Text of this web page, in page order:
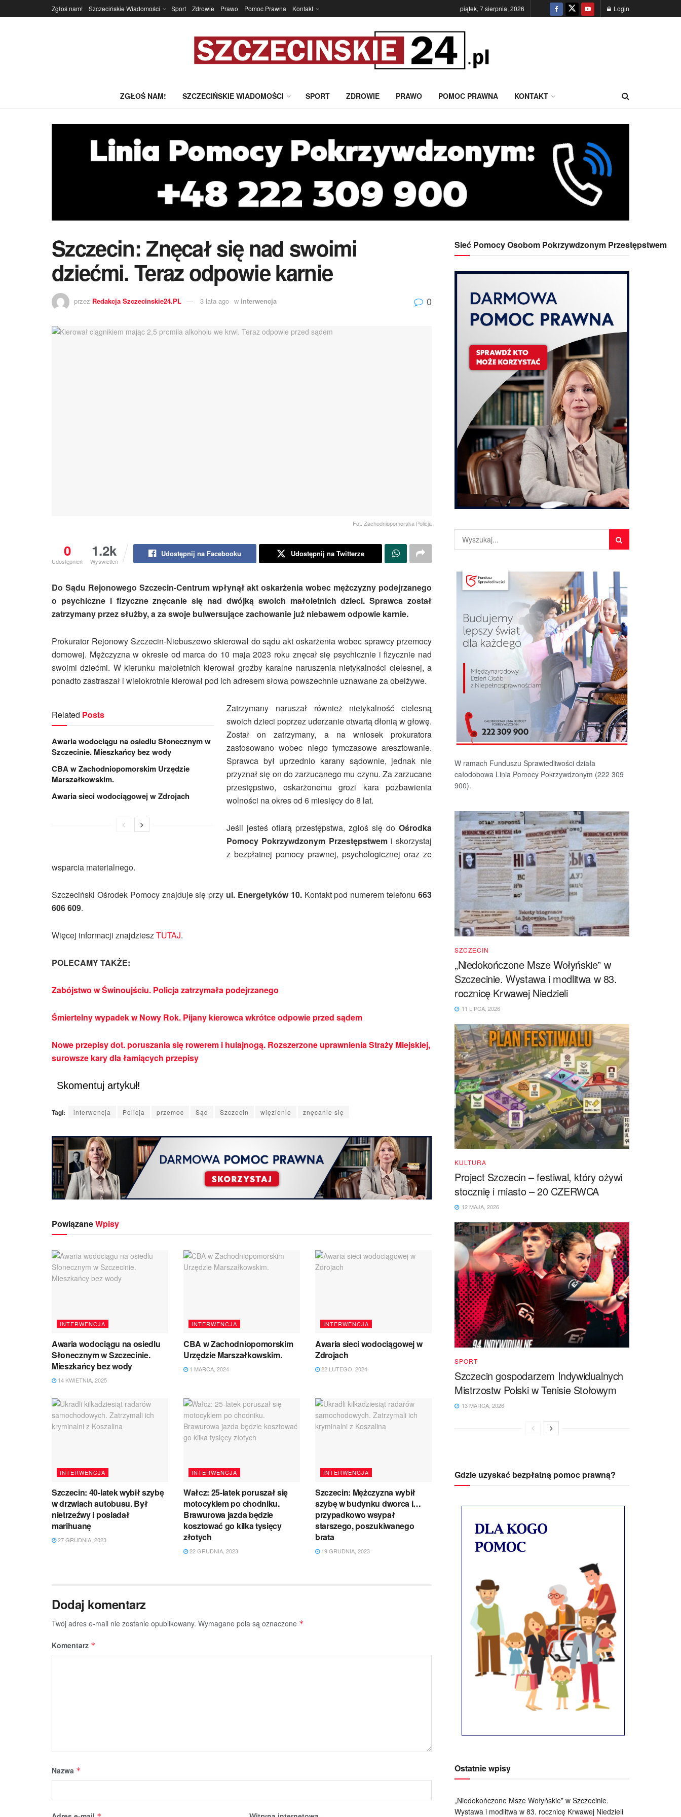
Zgłoś nam! Szczecińskie Wiadomości Sport Zdrowie Prawo Pomoc Prawna Kontakt piątek, 7 sierpnia, 2026 Login
ZGŁOŚ NAM! SZCZECIŃSKIE WIADOMOŚCI SPORT ZDROWIE PRAWO POMOC PRAWNA KONTAKT
Szczecin: Znęcał się nad swoimi
dziećmi. Teraz odpowie karnie
przez Redakcja Szczecinskie24.PL 3 lata ago w interwencja 0
Fot. Zachodniopomorska Policja
0
Udostępnień
1.2k
Wyświetleń
Udostępnij na Facebooku Udostępnij na Twitterze
Do Sądu Rejonowego Szczecin-Centrum wpłynął akt oskarżenia wobec mężczyzny podejrzanego
o psychiczne i fizyczne znęcanie się nad dwójką swoich małoletnich dzieci. Sprawca został
zatrzymany przez służby, a za swoje bulwersujące zachowanie już niebawem odpowie karnie.
Prokurator Rejonowy Szczecin-Niebuszewo skierował do sądu akt oskarżenia wobec sprawcy przemocy
domowej. Mężczyzna w okresie od marca do 10 maja 2023 roku znęcał się psychicznie i fizycznie nad
swoimi dziećmi. W kierunku małoletnich kierował groźby karalne naruszenia nietykalności cielesnej, a
ponadto zastraszał i wielokrotnie kierował pod ich adresem słowa powszechnie uznawane za obelżywe.
Related Posts
Awaria wodociągu na osiedlu Słonecznym w
Szczecinie. Mieszkańcy bez wody
CBA w Zachodniopomorskim Urzędzie
Marszałkowskim.
Awaria sieci wodociągowej w Zdrojach
Zatrzymany naruszał również nietykalność cielesną
swoich dzieci poprzez uderzanie otwartą dłonią w głowę.
Został on zatrzymany, a na wniosek prokuratora
zastosowano wobec niego tymczasowe aresztowanie.
Sprawca był uprzednio karany sądownie, jednak nie
przyznał się on do zarzucanego mu czynu. Za zarzucane
przestępstwo, oskarżonemu grozi kara pozbawienia
wolności na okres od 6 miesięcy do 8 lat.
Jeśli jesteś ofiarą przestępstwa, zgłoś się do Ośrodka
Pomocy Pokrzywdzonym Przestępstwemi skorzystaj
z bezpłatnej pomocy prawnej, psychologicznej oraz ze
wsparcia materialnego.
Szczeciński Ośrodek Pomocy znajduje się przy ul. Energetyków 10.Kontakt pod numerem telefonu663
606 609.
Więcej informacji znajdzieszTUTAJ.
POLECAMY TAKŻE:
Zabójstwo w Świnoujściu. Policja zatrzymała podejrzanego
Śmiertelny wypadek w Nowy Rok. Pijany kierowca wkrótce odpowie przed sądem
Nowe przepisy dot. poruszania się rowerem i hulajnogą. Rozszerzone uprawnienia Straży Miejskiej,
surowsze kary dla łamiących przepisy
Skomentuj artykuł!
Tagi: interwencja Policja przemoc Sąd Szczecin więzienie znęcanie się
PowiązaneWpisy
INTERWENCJA
Awaria wodociągu na osiedlu
Słonecznym w Szczecinie.
Mieszkańcy bez wody
14 KWIETNIA, 2025
INTERWENCJA
CBA w Zachodniopomorskim
Urzędzie Marszałkowskim.
1 MARCA, 2024
INTERWENCJA
Awaria sieci wodociągowej w
Zdrojach
22 LUTEGO, 2024
INTERWENCJA
Szczecin: 40-latek wybił szybę
w drzwiach autobusu. Był
nietrzeźwy i posiadał
marihuanę
27 GRUDNIA, 2023
INTERWENCJA
Wałcz: 25-latek poruszał się
motocyklem po chodniku.
Brawurowa jazda będzie
kosztować go kilka tysięcy
złotych
22 GRUDNIA, 2023
INTERWENCJA
Szczecin: Mężczyzna wybił
szybę w budynku dworca i…
przypadkowo wsypał
starszego, poszukiwanego
brata
19 GRUDNIA, 2023
Dodaj komentarz
Twój adres e-mail nie zostanie opublikowany. Wymagane pola są oznaczone *
Komentarz *
Nazwa *
Sieć Pomocy Osobom Pokrzywdzonym Przestępstwem
W ramach Funduszu Sprawiedliwości działa
całodobowa Linia Pomocy Pokrzywdzonym (222 309
900).
SZCZECIN
„Niedokończone Msze Wołyńskie” w
Szczecinie. Wystawa i modlitwa w 83.
rocznicę Krwawej Niedzieli
11 LIPCA, 2026
KULTURA
Project Szczecin – festiwal, który ożywi
stocznię i miasto – 20 CZERWCA
12 MAJA, 2026
SPORT
Szczecin gospodarzem Indywidualnych
Mistrzostw Polski w Tenisie Stołowym
13 MARCA, 2026
Gdzie uzyskać bezpłatną pomoc prawną?
Ostatnie wpisy
„Niedokończone Msze Wołyńskie” w Szczecinie.
Wystawa i modlitwa w 83. rocznicę Krwawej Niedzieli